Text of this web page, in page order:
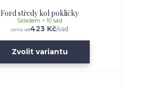
Ford středy kol pokličky
cena od423 Kč/sad
Skladem > 10 sad
Zvolit variantu